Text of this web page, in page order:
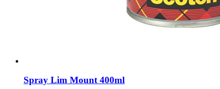
Spray Lim Mount 400ml